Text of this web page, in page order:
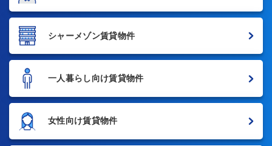
シャーメゾン賃貸物件
一人暮らし向け賃貸物件
女性向け賃貸物件